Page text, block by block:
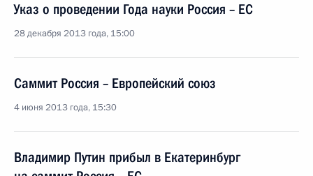
Указ о проведении Года науки Россия – ЕС
28 декабря 2013 года, 15:00
Саммит Россия – Европейский союз
4 июня 2013 года, 15:30
Владимир Путин прибыл в Екатеринбург